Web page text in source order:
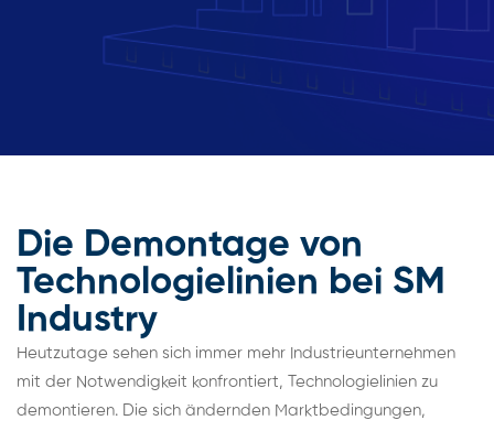
Die Demontage von
Technologielinien bei SM
Industry
Heutzutage sehen sich immer mehr Industrieunternehmen
mit der Notwendigkeit konfrontiert, Technologielinien zu
demontieren. Die sich ändernden Marktbedingungen,